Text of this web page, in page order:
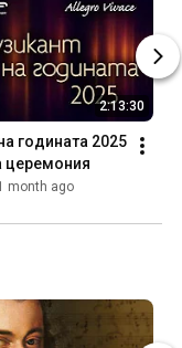
2:13:30
годината 2025
церемония
month ago